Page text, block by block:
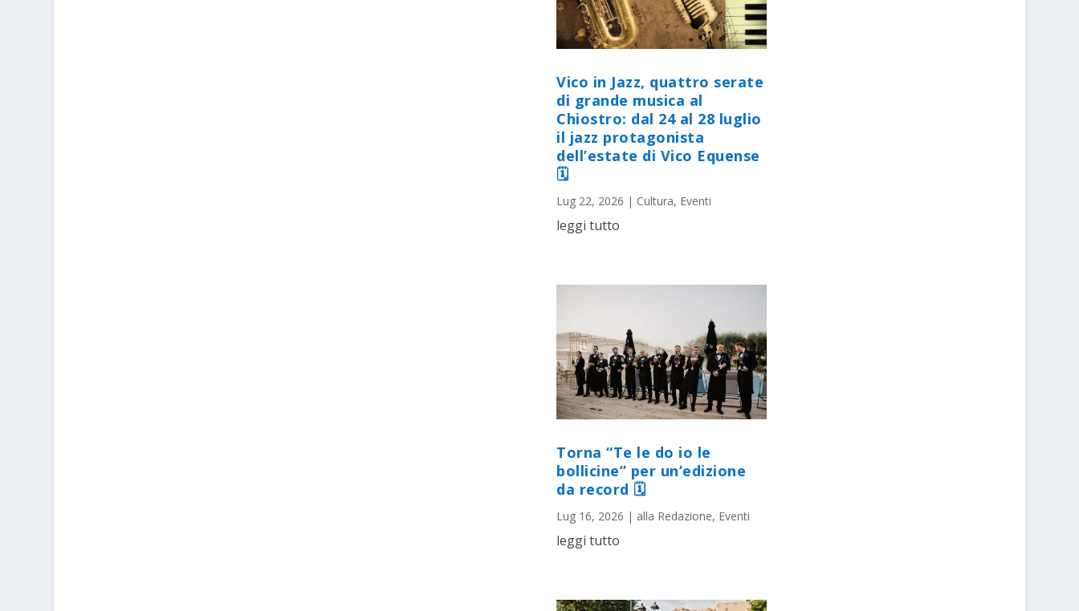
Vico in Jazz, quattro serate
di grande musica al
Chiostro: dal 24 al 28 luglio
il jazz protagonista
dell’estate di Vico Equense
🗓
Lug 22, 2026 | Cultura, Eventi
leggi tutto
Torna “Te le do io le
bollicine” per un’edizione
da record 🗓
Lug 16, 2026 | alla Redazione, Eventi
leggi tutto